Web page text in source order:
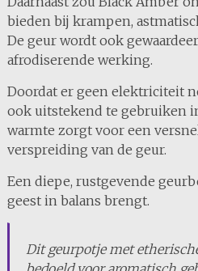
bieden bij krampen,
De geur wordt ook
afrodiserende werking.
Doordat er geen elektriciteit
ook uitstekend te gebruiken
warmte zorgt voor een
verspreiding van de geur.
Een diepe, rustgevende
geest in balans brengt.
Dit geurpotje met